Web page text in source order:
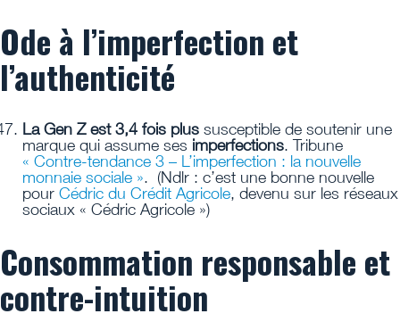
Ode à l’imperfection et
l’authenticité
La Gen Z est 3,4 fois plus susceptible de soutenir une
marque qui assume ses imperfections. Tribune
« Contre-tendance 3 – L’imperfection : la nouvelle
monnaie sociale ». (Ndlr : c’est une bonne nouvelle
pour Cédric du Crédit Agricole, devenu sur les réseaux
sociaux « Cédric Agricole »)
Consommation responsable et
contre-intuition